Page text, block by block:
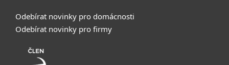
Odebírat novinky pro domácnosti
Odebírat novinky pro firmy